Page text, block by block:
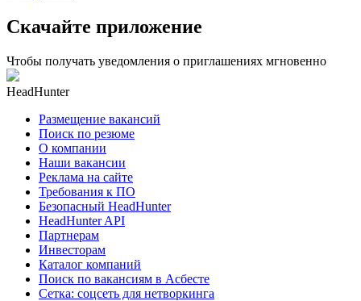
Скачайте приложение
Чтобы получать уведомления о приглашениях мгновенно
HeadHunter
Размещение вакансий
Поиск по резюме
О компании
Наши вакансии
Реклама на сайте
Требования к ПО
Безопасный HeadHunter
HeadHunter API
Партнерам
Инвесторам
Каталог компаний
Поиск по вакансиям в Асбесте
Сетка: соцсеть для нетворкинга